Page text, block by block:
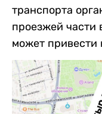
транспорта
проезжей части
может привести